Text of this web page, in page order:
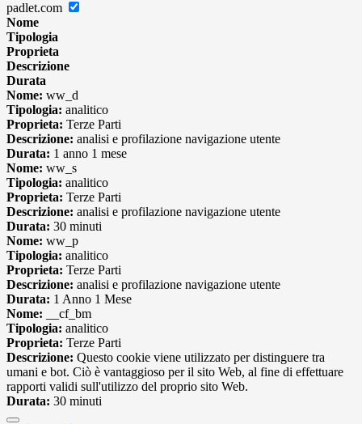
padlet.com
Nome
Tipologia
Proprieta
Descrizione
Durata
Nome: ww_d
Tipologia: analitico
Proprieta: Terze Parti
Descrizione: analisi e profilazione navigazione utente
Durata: 1 anno 1 mese
Nome: ww_s
Tipologia: analitico
Proprieta: Terze Parti
Descrizione: analisi e profilazione navigazione utente
Durata: 30 minuti
Nome: ww_p
Tipologia: analitico
Proprieta: Terze Parti
Descrizione: analisi e profilazione navigazione utente
Durata: 1 Anno 1 Mese
Nome: __cf_bm
Tipologia: analitico
Proprieta: Terze Parti
Descrizione: Questo cookie viene utilizzato per distinguere tra
umani e bot. Ciò è vantaggioso per il sito Web, al fine di effettuare
rapporti validi sull'utilizzo del proprio sito Web.
Durata: 30 minuti